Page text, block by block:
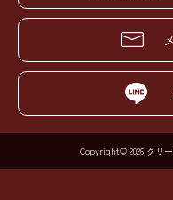
Copyright© 2026 クリ